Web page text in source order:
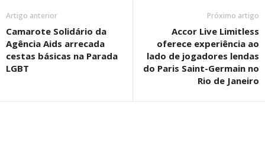
Artigo anterior
Camarote Solidário da
Agência Aids arrecada
cestas básicas na Parada
LGBT
Próximo artigo
Accor Live Limitless
oferece experiência ao
lado de jogadores lendas
do Paris Saint-Germain no
Rio de Janeiro